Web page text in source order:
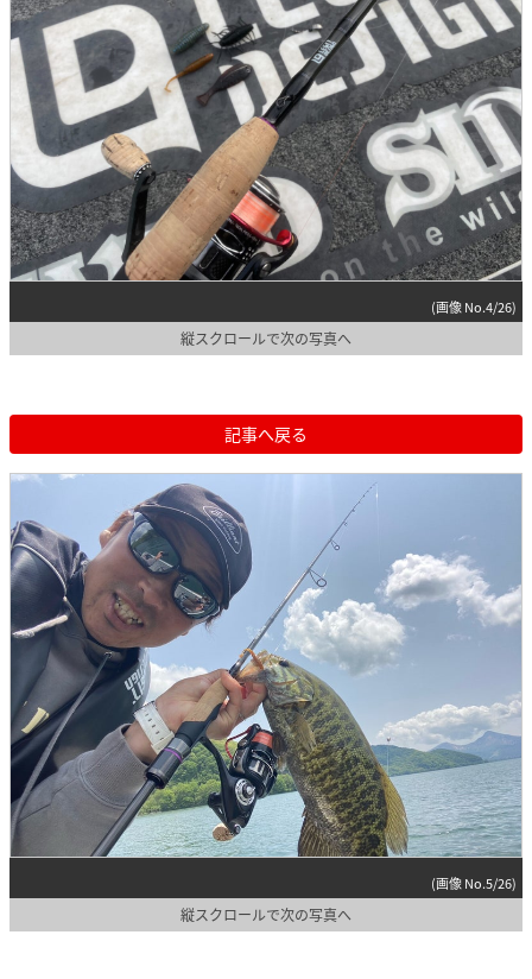
(画像 No.4/26)
縦スクロールで次の写真へ
記事へ戻る
(画像 No.5/26)
縦スクロールで次の写真へ